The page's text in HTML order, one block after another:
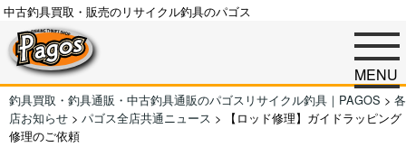
中古釣具買取・販売のリサイクル釣具のパゴス
MENU
釣具買取・釣具通販・中古釣具通販のパゴスリサイクル釣具｜PAGOS > 各
店お知らせ > パゴス全店共通ニュース >
【ロッド修理】ガイドラッピング
修理のご依頼